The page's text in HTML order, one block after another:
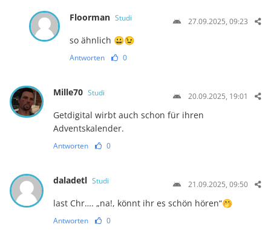
Floorman Studi 27.09.2025, 09:23
so ähnlich 😀😉
Antworten 0
Mille70 Studi 20.09.2025, 19:01
Getdigital wirbt auch schon für ihren
Adventskalender.
Antworten 0
daladetl Studi 21.09.2025, 09:50
last Chr…. „na!, könnt ihr es schön hören“🤭
Antworten 0